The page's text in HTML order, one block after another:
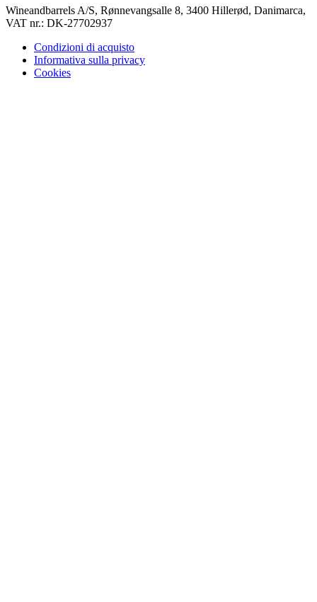
Wineandbarrels A/S, Rønnevangsalle 8, 3400 Hillerød, Danimarca,
VAT nr.: DK-27702937
Condizioni di acquisto
Informativa sulla privacy
Cookies